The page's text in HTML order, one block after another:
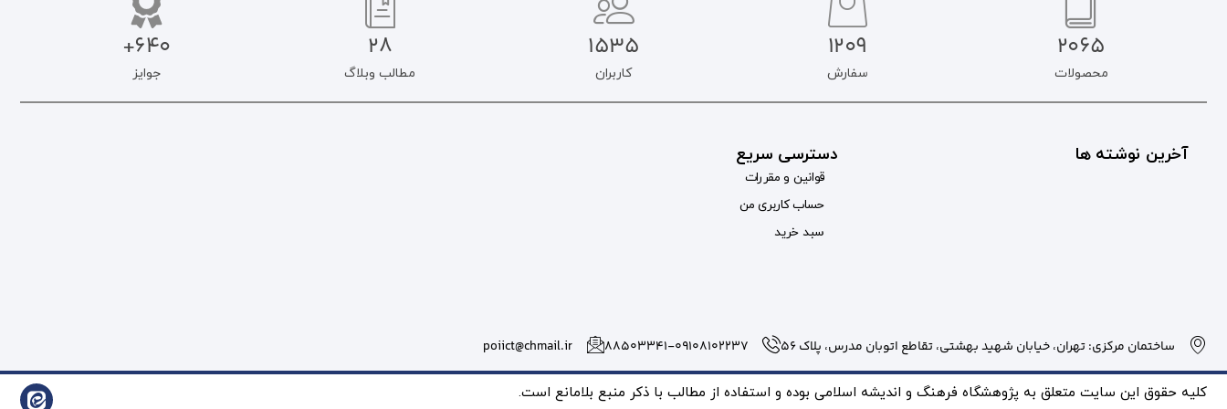
2065
محصولات
1209
سفارش
1535
کاربران
28
مطالب وبلاگ
640+
جوایز
آخرین نوشته ها دسترسی سریع
قوانین و مقررات
حساب کاربری من
سبد خرید
ساختمان مرکزی: تهران، خیابان شهید بهشتی، تقاطع اتوبان مدرس، پلاک 56 ۸۸۵۰۳۳۴۱-09108102237 poiict@chmail.ir
کلیه حقوق این سایت متعلق به پژوهشگاه فرهنگ و انديشه اسلامی بوده و استفاده از مطالب با ذکر منبع بلامانع است.